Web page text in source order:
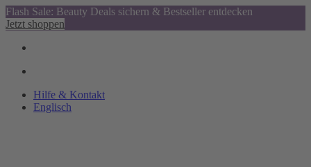
Flash Sale: Beauty Deals sichern & Bestseller entdecken
Jetzt shoppen
Hilfe & Kontakt
Englisch